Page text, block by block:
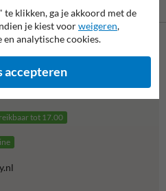
onze productspecialist Igor!
telefonisch bereikbaar voor
producten en diensten.
tot 17.00
klikken, ga je akkoord met de
je kiest voorweigeren,
analytische cookies.
accepteren